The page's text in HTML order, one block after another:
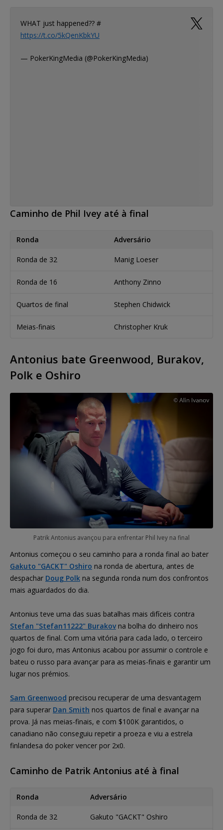
WHAT just happened?? #
https://t.co/5kQenKbkYU
— PokerKingMedia (@PokerKingMedia)
Caminho de Phil Ivey até à final
Ronda Adversário
Ronda de 32 Manig Loeser
Ronda de 16 Anthony Zinno
Quartos de final Stephen Chidwick
Meias-finais Christopher Kruk
Antonius bate Greenwood, Burakov,
Polk e Oshiro
Patrik Antonius avançou para enfrentar Phil Ivey na final
Antonius começou o seu caminho para a ronda final ao bater
Gakuto "GACKT" Oshiro na ronda de abertura, antes de
despachar Doug Polk na segunda ronda num dos confrontos
mais aguardados do dia.
Antonius teve uma das suas batalhas mais difíceis contra
Stefan "Stefan11222" Burakovna bolha do dinheiro nos
quartos de final. Com uma vitória para cada lado, o terceiro
jogo foi duro, mas Antonius acabou por assumir o controle e
bateu o russo para avançar para as meias-finais e garantir um
lugar nos prémios.
Sam Greenwood precisou recuperar de uma desvantagem
para superar Dan Smith nos quartos de final e avançar na
prova. Já nas meias-finais, e com $100K garantidos, o
canadiano não conseguiu repetir a proeza e viu a estrela
finlandesa do poker vencer por 2x0.
Caminho de Patrik Antonius até à final
Ronda Adversário
Ronda de 32 Gakuto "GACKT" Oshiro